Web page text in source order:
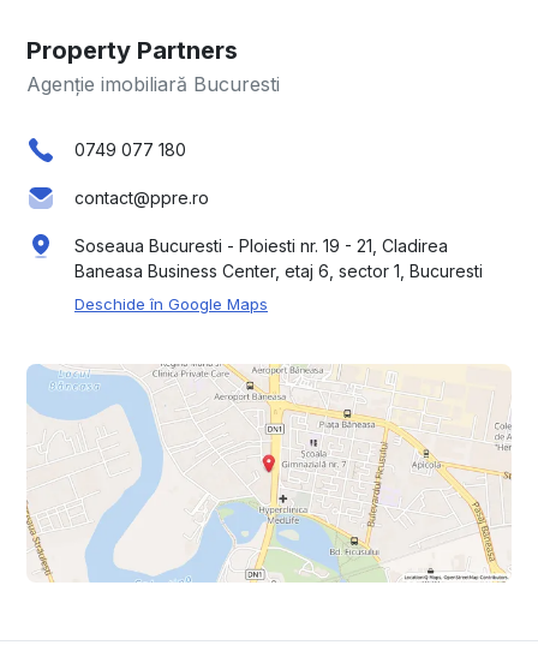
Property Partners
Agenție imobiliară Bucuresti
0749 077 180
contact@ppre.ro
Soseaua Bucuresti - Ploiesti nr. 19 - 21, Cladirea
Baneasa Business Center, etaj 6, sector 1, Bucuresti
Deschide în Google Maps